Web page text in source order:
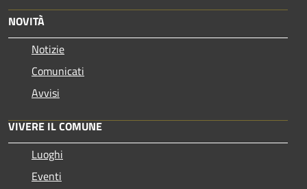
NOVITÀ
Notizie
Comunicati
Avvisi
VIVERE IL COMUNE
Luoghi
Eventi